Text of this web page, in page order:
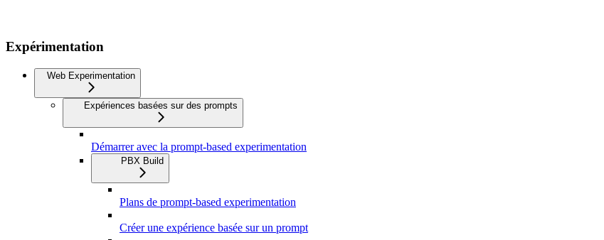
Expérimentation
Web Experimentation
Expériences basées sur des prompts
Démarrer avec la prompt-based experimentation
PBX Build
Plans de prompt-based experimentation
Créer une expérience basée sur un prompt